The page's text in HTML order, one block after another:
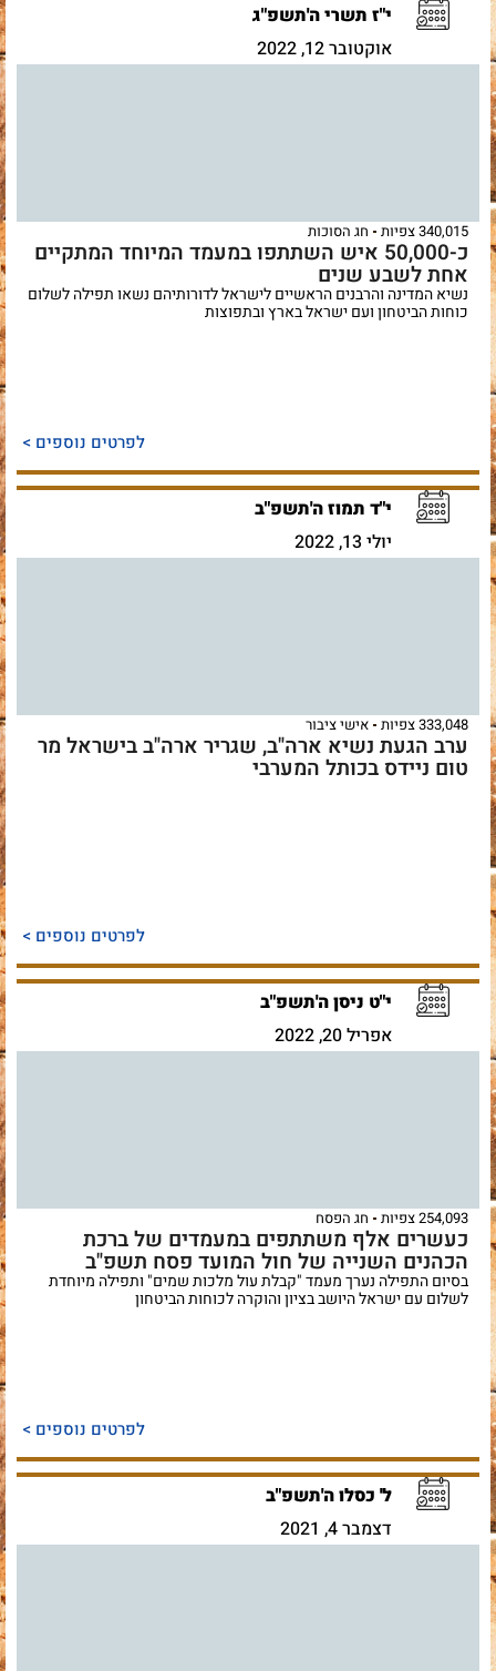
י"ז תשרי ה'תשפ"ג
אוקטובר 12, 2022
340,015 צפיות חג הסוכות
כ-50,000 איש השתתפו במעמד המיוחד המתקיים
אחת לשבע שנים
נשיא המדינה והרבנים הראשיים לישראל לדורותיהם נשאו תפילה לשלום
כוחות הביטחון ועם ישראל בארץ ובתפוצות
לפרטים נוספים >
י"ד תמוז ה'תשפ"ב
יולי 13, 2022
333,048 צפיות אישי ציבור
ערב הגעת נשיא ארה"ב, שגריר ארה"ב בישראל מר
טום ניידס בכותל המערבי
לפרטים נוספים >
י"ט ניסן ה'תשפ"ב
אפריל 20, 2022
254,093 צפיות חג הפסח
כעשרים אלף משתתפים במעמדים של ברכת
הכהנים השנייה של חול המועד פסח תשפ"ב
בסיום התפילה נערך מעמד "קבלת עול מלכות שמים" ותפילה מיוחדת
לשלום עם ישראל היושב בציון והוקרה לכוחות הביטחון
לפרטים נוספים >
ל' כסלו ה'תשפ"ב
דצמבר 4, 2021